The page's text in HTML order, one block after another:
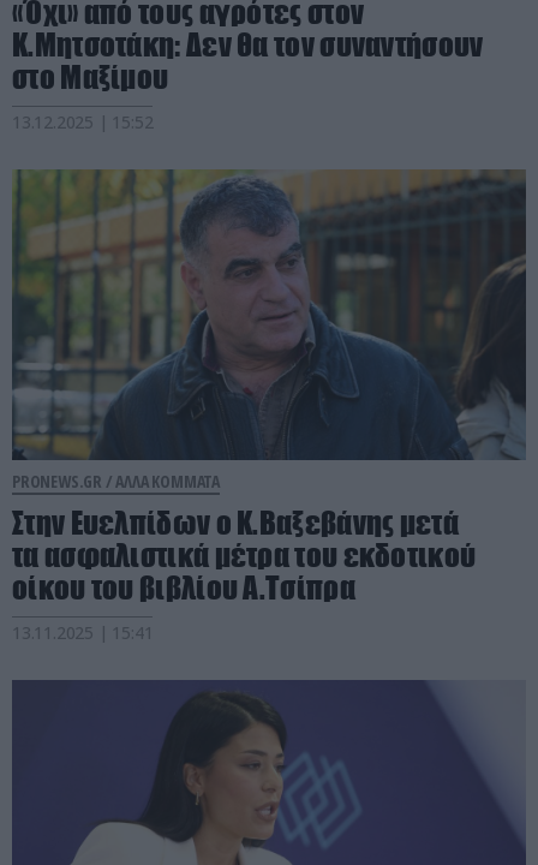
«Όχι» από τους αγρότες στον
Κ.Μητσοτάκη: Δεν θα τον συναντήσουν
στο Μαξίμου
13.12.2025 | 15:52
PRONEWS.GR / ΑΛΛΑ ΚΟΜΜΑΤΑ
Στην Ευελπίδων ο Κ.Βαξεβάνης μετά
τα ασφαλιστικά μέτρα του εκδοτικού
οίκου του βιβλίου Α.Τσίπρα
13.11.2025 | 15:41